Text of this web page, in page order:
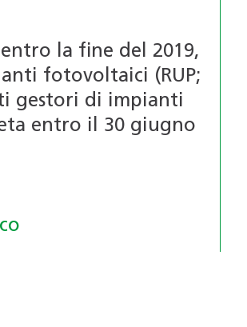
la fine del 2019,
fotovoltaici (RUP;
gestori di impianti
entro il 30 giugno